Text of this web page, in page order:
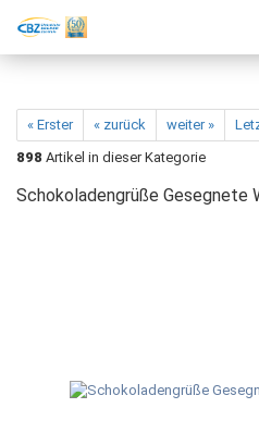
« Erster « zurück weiter »
898 Artikel in dieser Kategorie
Schokoladengrüße Gesegnete